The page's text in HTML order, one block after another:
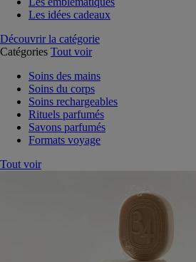
Les idées cadeaux
Découvrir la catégorie
Catégories Tout voir
Soins des mains
Soins du corps
Soins rechargeables
Rituels parfumés
Savons parfumés
Formats voyage
Tout voir